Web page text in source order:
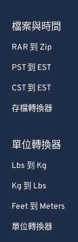
檔案與時間
RAR 到 Zip
PST 到 EST
CST 到 EST
存檔轉換器
單位轉換器
Lbs 到 Kg
Kg 到 Lbs
Feet 到 Meters
單位轉換器